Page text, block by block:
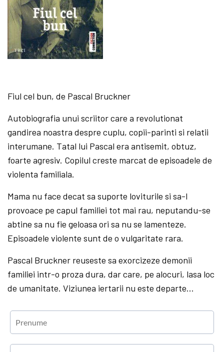
Fiul cel bun, de Pascal Bruckner
Autobiografia unui scriitor care a revolutionat
gandirea noastra despre cuplu, copii-parinti si relatii
interumane. Tatal lui Pascal era antisemit, obtuz,
foarte agresiv. Copilul creste marcat de episoadele de
violenta familiala.
Mama nu face decat sa suporte loviturile si sa-l
provoace pe capul familiei tot mai rau, neputandu-se
abtine sa nu fie geloasa ori sa nu se lamenteze.
Episoadele violente sunt de o vulgaritate rara.
Pascal Bruckner reuseste sa exorcizeze demonii
familiei intr-o proza dura, dar care, pe alocuri, lasa loc
de umanitate. Viziunea iertarii nu este departe…